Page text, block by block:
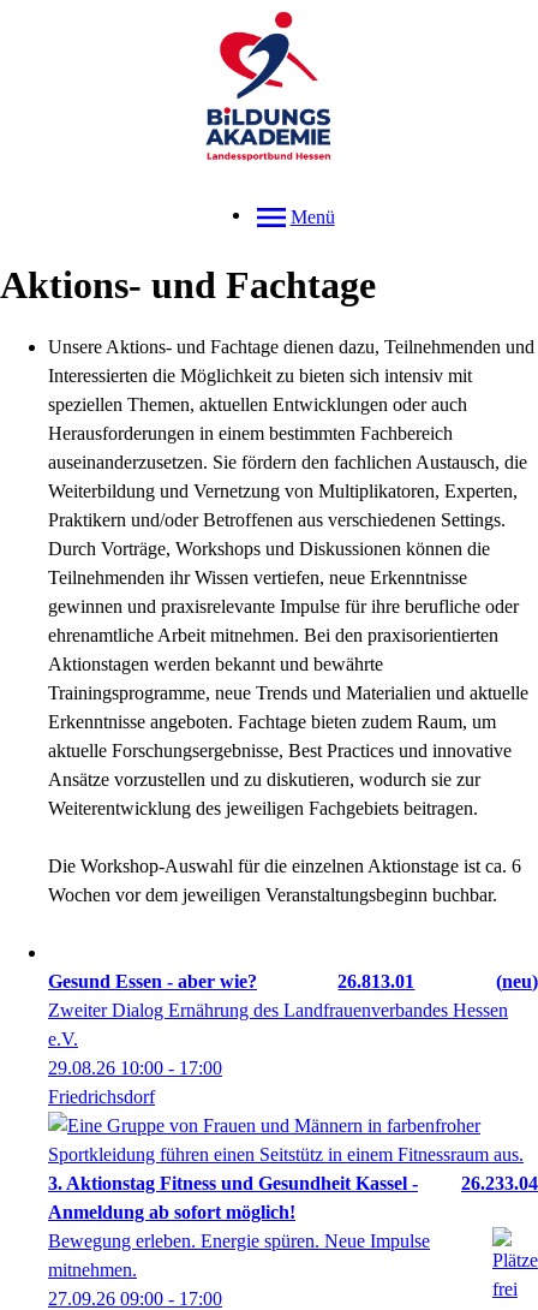
Menü
Aktions- und Fachtage
Unsere Aktions- und Fachtage dienen dazu, Teilnehmenden und
Interessierten die Möglichkeit zu bieten sich intensiv mit
speziellen Themen, aktuellen Entwicklungen oder auch
Herausforderungen in einem bestimmten Fachbereich
auseinanderzusetzen. Sie fördern den fachlichen Austausch, die
Weiterbildung und Vernetzung von Multiplikatoren, Experten,
Praktikern und/oder Betroffenen aus verschiedenen Settings.
Durch Vorträge, Workshops und Diskussionen können die
Teilnehmenden ihr Wissen vertiefen, neue Erkenntnisse
gewinnen und praxisrelevante Impulse für ihre berufliche oder
ehrenamtliche Arbeit mitnehmen. Bei den praxisorientierten
Aktionstagen werden bekannt und bewährte
Trainingsprogramme, neue Trends und Materialien und aktuelle
Erkenntnisse angeboten. Fachtage bieten zudem Raum, um
aktuelle Forschungsergebnisse, Best Practices und innovative
Ansätze vorzustellen und zu diskutieren, wodurch sie zur
Weiterentwicklung des jeweiligen Fachgebiets beitragen.
Die Workshop-Auswahl für die einzelnen Aktionstage ist ca. 6
Wochen vor dem jeweiligen Veranstaltungsbeginn buchbar.
Gesund Essen - aber wie? 26.813.01
neu
Zweiter Dialog Ernährung des Landfrauenverbandes Hessen
e.V.
29.08.26 10:00 - 17:00
Friedrichsdorf
3. Aktionstag Fitness und Gesundheit Kassel -
Anmeldung ab sofort möglich!
26.233.04
Bewegung erleben. Energie spüren. Neue Impulse
mitnehmen.
27.09.26 09:00 - 17:00